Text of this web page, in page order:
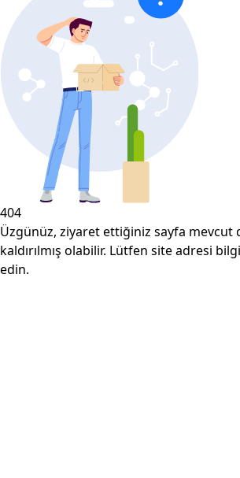
404
Üzgünüz, ziyaret ettiğiniz sayfa mevcut
kaldırılmış olabilir. Lütfen site adresi
edin.